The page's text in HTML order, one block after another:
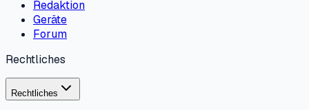
Redaktion
Geräte
Forum
Rechtliches
Rechtliches